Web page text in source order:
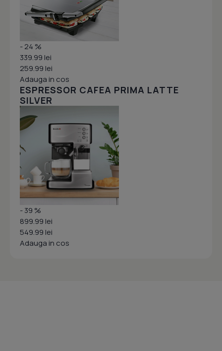
- 24 %
339.99 lei
259.99 lei
Adauga in cos
ESPRESSOR CAFEA PRIMA LATTE
SILVER
- 39 %
899.99 lei
549.99 lei
Adauga in cos